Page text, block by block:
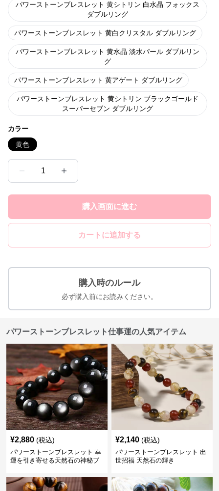
パワーストーンブレスレット 黄シトリン 白水晶 フォックス
ダブルリング
パワーストーンブレスレット 黄白クリスタル ダブルリング
パワーストーンブレスレット 黄水晶 淡水パール ダブルリン
グ
パワーストーンブレスレット 黄アゲート ダブルリング
パワーストーンブレスレット 黄シトリン ブラックゴールド
スーパーセブン ダブルリング
カラー
黄色
1
購入画面に進む
カートに追加する
購入時のルール
必ず購入前にお読みください。
パワーストーンブレスレット仕事運の人気アイテム
¥2,880 (税込)
パワーストーンブレスレット 幸
運を引き寄せる天然石の神秘ブ
¥2,140 (税込)
パワーストーンブレスレット 出
世招福 天然石の輝き